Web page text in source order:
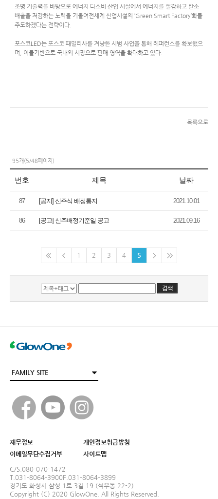
조명 기술력을 바탕으로 에너지 다소비 산업 시설에서 에너지를 절감하고 탄소
배출을 저감하는 노력을 기울여전세계 산업시설의 ‘Green Smart Factory’화를
주도하겠다는 전략이다.
포스코LED는 포스코 패밀리사를 겨냥한 시범 사업을 통해 레퍼런스를 확보했으
며, 이를기반으로 국내외 시장으로 판매 영역을 확대하고 있다.
목록으로
95개(5/48페이지)
번호 제목 날짜
87 [공지] 신주식 배정통지 2021.10.01
86 [공고] 신주배정기준일 공고 2021.09.16
1 2 3 4 5
재무정보
개인정보취급방침
이메일무단수집거부
사이트맵
C/S.080-070-1472
T.031-8064-3900F.031-8064-3899
경기도 화성시 삼성 1로 3길 19 (석우동 22-2)
Copyright (C) 2020 GlowOne. All Rights Reserved.